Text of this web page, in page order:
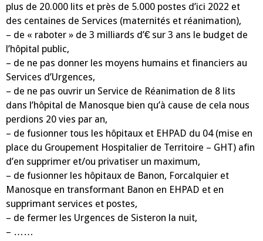
plus de 20.000 lits et près de 5.000 postes d’ici 2022 et
des centaines de Services (maternités et réanimation),
– de « raboter » de 3 milliards d’€ sur 3 ans le budget de
l’hôpital public,
– de ne pas donner les moyens humains et financiers au
Services d’Urgences,
– de ne pas ouvrir un Service de Réanimation de 8 lits
dans l’hôpital de Manosque bien qu’à cause de cela nous
perdions 20 vies par an,
– de fusionner tous les hôpitaux et EHPAD du 04 (mise en
place du Groupement Hospitalier de Territoire – GHT) afin
d’en supprimer et/ou privatiser un maximum,
– de fusionner les hôpitaux de Banon, Forcalquier et
Manosque en transformant Banon en EHPAD et en
supprimant services et postes,
– de fermer les Urgences de Sisteron la nuit,
– ……